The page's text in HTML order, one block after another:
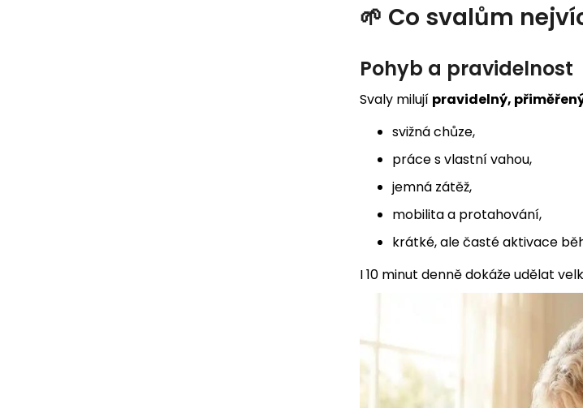
🌱 Co svalům
Pohyb a pravidelnost
Svaly milují pravidelný,
svižná chůze,
práce s vlastní vahou,
jemná zátěž,
mobilita a protahování,
krátké, ale časté aktivace
I 10 minut denně dokáže udělat